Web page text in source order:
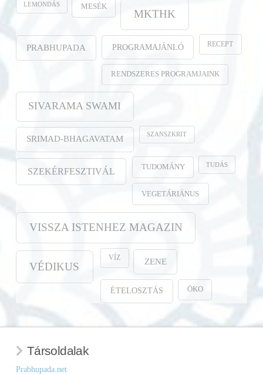
LEMONDÁS MESÉK
MKTHK
PRABHUPADA PROGRAMAJÁNLÓ RECEPT
RENDSZERES PROGRAMJAINK
SIVARAMA SWAMI
SRIMAD-BHAGAVATAM SZANSZKRIT
SZEKÉRFESZTIVÁL TUDOMÁNY TUDÁS
VEGETÁRIÁNUS
VISSZA ISTENHEZ MAGAZIN
VÉDIKUS
VÍZ ZENE
ÉTELOSZTÁS ÖKO
Társoldalak
Prabhupada.net